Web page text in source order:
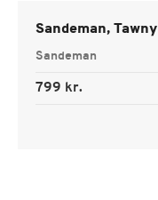
Sandeman, Tawny
Sandeman
799 kr.